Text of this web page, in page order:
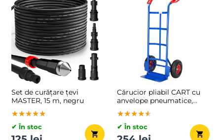
Set de curățare țevi
MASTER, 15 m, negru
★★★★★
★★★★★
★★★★★
✔ În stoc
Cărucior pliabil CART cu
anvelope pneumatice,
max. 200kg, albastru
★★★★★
★★★★★
★★★★★
✔ În stoc